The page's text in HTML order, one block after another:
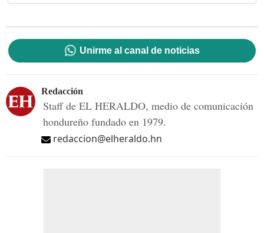
Unirme al canal de noticias
Redacción
Staff de EL HERALDO, medio de comunicación
hondureño fundado en 1979.
redaccion@elheraldo.hn